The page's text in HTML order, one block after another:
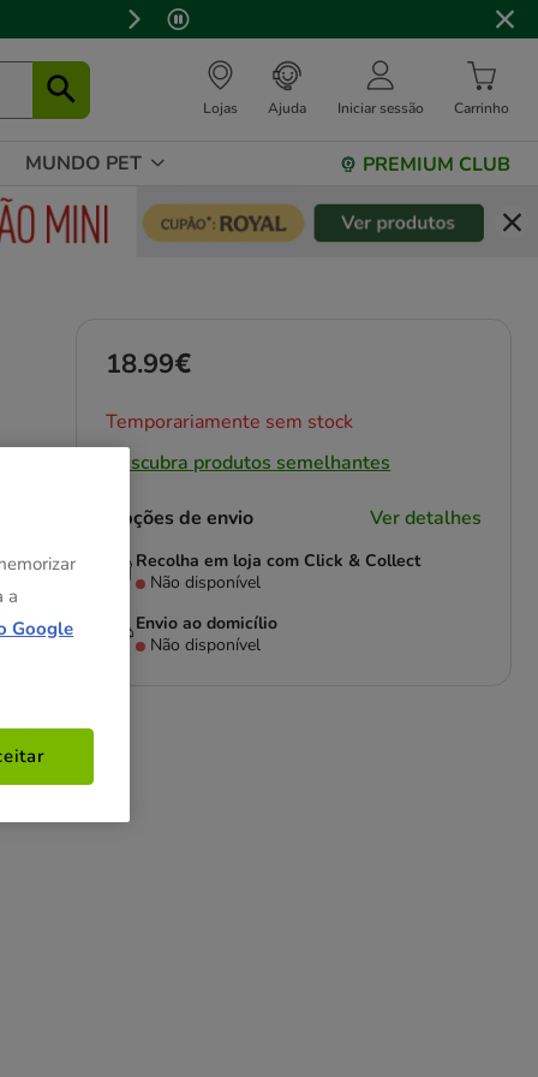
Lojas Ajuda Iniciar sessão Carrinho
MUNDO PET PREMIUM CLUB
Preço 18.99€
18.99€
Temporariamente sem stock
Descubra produtos semelhantes
Opções de envio Ver detalhes
Recolha em loja com Click & Collect
Não disponível
Envio ao domicílio
Não disponível
a
Google